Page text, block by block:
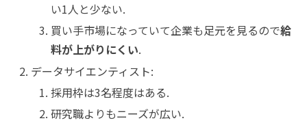
い1人と少ない.
買い手市場になっていて企業も足元を見るので給
料が上がりにくい.
データサイエンティスト:
採用枠は3名程度はある.
研究職よりもニーズが広い.